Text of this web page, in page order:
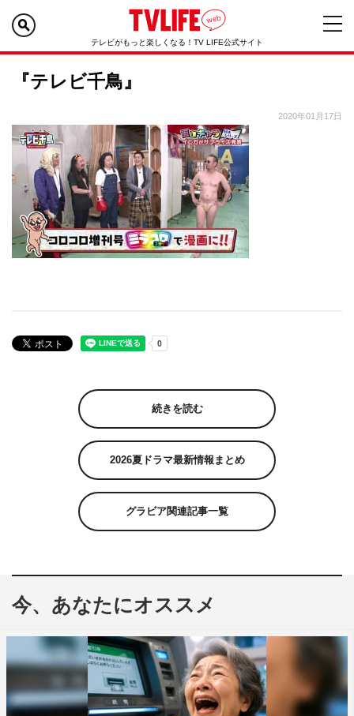
テレビがもっと楽しくなる！TV LIFE公式サイト
『テレビ千鳥』
2020年01月17日
続きを読む
2026夏ドラマ最新情報まとめ
グラビア関連記事一覧
今、あなたにオススメ